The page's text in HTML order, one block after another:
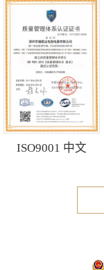
ISO9001 中文